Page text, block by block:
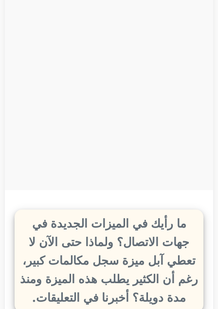
ما رأيك في الميزات الجديدة في
جهات الاتصال؟ ولماذا حتى الآن لا
تعطي آبل ميزة سجل مكالمات كبير،
رغم أن الكثير يطلب هذه الميزة ومنذ
مدة دويلة؟ أخبرنا في التعليقات.